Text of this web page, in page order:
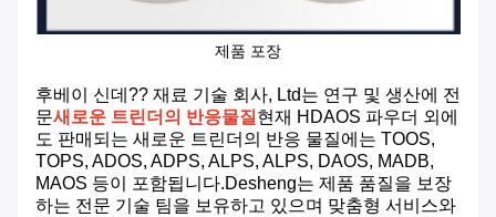
제품 포장
후베이 신데?? 재료 기술 회사, Ltd는 연구 및 생산에 전
문새로운 트린더의 반응물질 현재 HDAOS 파우더 외에
도 판매되는 새로운 트린더의 반응 물질에는 TOOS,
TOPS, ADOS, ADPS, ALPS, ALPS, DAOS, MADB,
MAOS 등이 포함됩니다.Desheng는 제품 품질을 보장
하는 전문 기술 팀을 보유하고 있으며 맞춤형 서비스와